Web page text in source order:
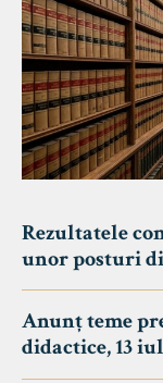
Rezultatele
unor posturi
Anunț teme
didactice, 13